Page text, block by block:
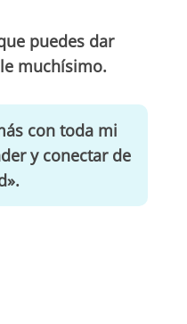
puedes dar
muchísimo.
con toda mi
y conectar de